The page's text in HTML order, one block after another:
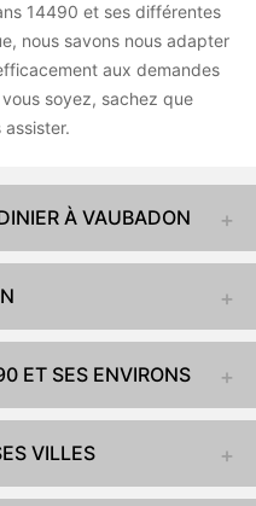
14490 et ses différentes
nous savons nous adapter
aux demandes
soyez, sachez que
À VAUBADON
ET SES ENVIRONS
VILLES